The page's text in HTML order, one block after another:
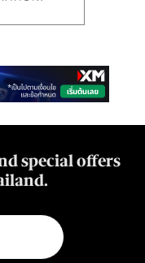
special offers